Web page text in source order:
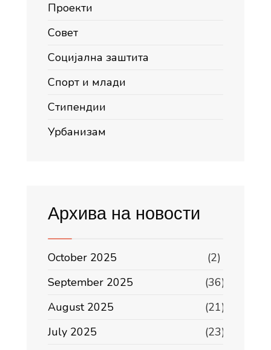
Проекти
Совет
Социјална заштита
Спорт и млади
Стипендии
Урбанизам
Архива на новости
October 2025
(2)
September 2025
(36)
August 2025
(21)
July 2025
(23)